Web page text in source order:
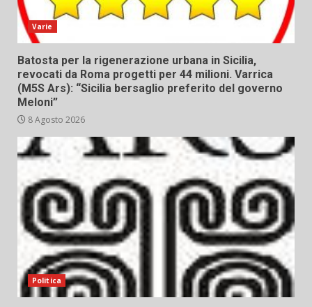
Varie
Batosta per la rigenerazione urbana in Sicilia,
revocati da Roma progetti per 44 milioni. Varrica
(M5S Ars): “Sicilia bersaglio preferito del governo
Meloni”
8 Agosto 2026
Politica